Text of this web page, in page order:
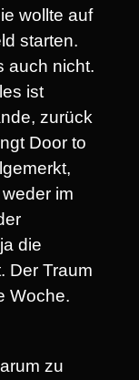
wollte auf
starten.
auch nicht.
ist
zurück
Door to
im
die
Der Traum
Woche.
zu